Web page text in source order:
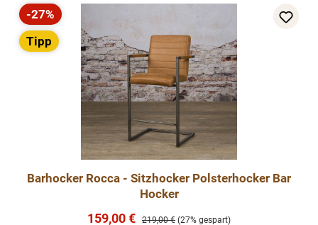
Rabatt
-27%
Tipp
Barhocker Rocca - Sitzhocker Polsterhocker Bar
Hocker
Verkaufspreis:
159,00 € Regulärer Preis:
219,00 € (27% gespart)